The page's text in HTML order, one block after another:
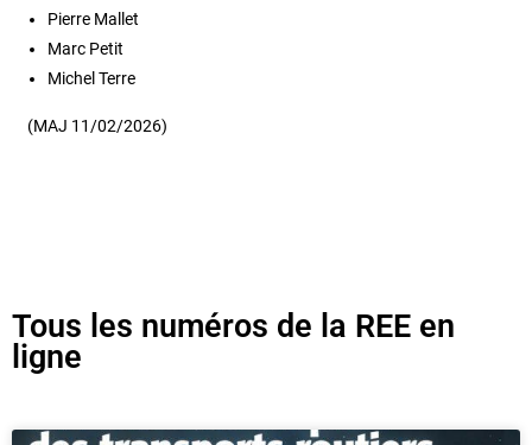
Pierre Mallet
Marc Petit
Michel Terre
(MAJ 11/02/2026)
Tous les numéros de la REE en
ligne